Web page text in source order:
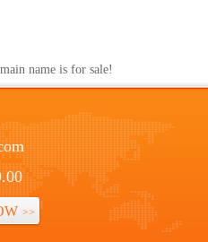
name is for sale!
>>